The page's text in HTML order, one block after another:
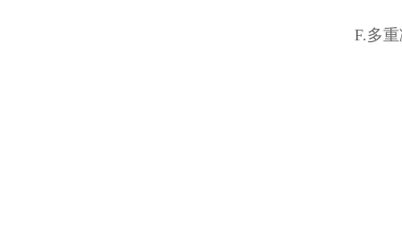
F.多